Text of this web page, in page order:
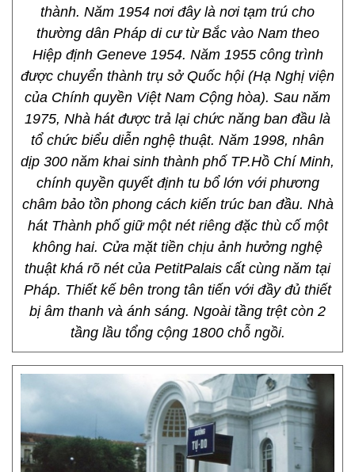
thành. Năm 1954 nơi đây là nơi tạm trú cho
thường dân Pháp di cư từ Bắc vào Nam theo
Hiệp định Geneve 1954. Năm 1955 công trình
được chuyển thành trụ sở Quốc hội (Hạ Nghị viện
của Chính quyền Việt Nam Cộng hòa). Sau năm
1975, Nhà hát được trả lại chức năng ban đầu là
tổ chức biểu diễn nghệ thuật. Năm 1998, nhân
dịp 300 năm khai sinh thành phố TP.Hồ Chí Minh,
chính quyền quyết định tu bổ lớn với phương
châm bảo tồn phong cách kiến trúc ban đầu. Nhà
hát Thành phố giữ một nét riêng đặc thù cố một
không hai. Cửa mặt tiền chịu ảnh hưởng nghệ
thuật khá rõ nét của PetitPalais cất cùng năm tại
Pháp. Thiết kế bên trong tân tiến với đầy đủ thiết
bị âm thanh và ánh sáng. Ngoài tầng trệt còn 2
tầng lầu tổng cộng 1800 chỗ ngồi.